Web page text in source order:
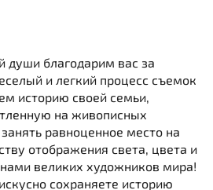
души благодарим вас за
и легкий процесс съемок
историю своей семьи,
на живописных
равноценное место на
отображения света, цвета и
великих художников мира!
сохраняете историю